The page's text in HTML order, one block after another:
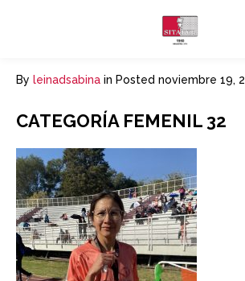
By leinadsabina in Posted noviembre 19,
CATEGORÍA FEMENIL 32